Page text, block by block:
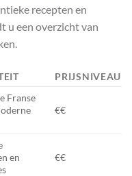
recepten en
u een overzicht van
PRIJSNIVEAU
Franse
€€
en
€€